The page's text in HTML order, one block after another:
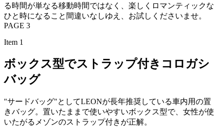
る時間が単なる移動時間ではなく、楽しくロマンティックな
ひと時になること間違いなしゆえ、お試しくださいませ。
PAGE 3
Item 1
ボックス型でストラップ付きコロガシ
バッグ
"サードバッグ"としてLEONが長年推奨している車内用の置
きバッグ。置いたままで使いやすいボックス型で、女性が使
いたがるメゾンのストラップ付きが正解。